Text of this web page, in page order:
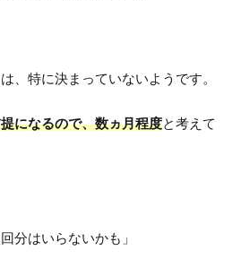
、特に決まっていないようです。
になるので、数ヵ月程度と考えて
分はいらないかも」